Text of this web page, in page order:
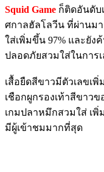
Squid Game ก็ติดอันดับ
ศกาลฮัลโลวีน ที่ผ่านม
ใส่เพิ่มขึ้น 97% และยั
ปลอดภัยสวมใส่ในการ
เสื้อยืดสีขาวมีตัวเลขเ
เชือกผูกรองเท้าสีขาวข
เกมปลาหมึกสวมใส่ เพิ่
มีผู้เข้าชมมากที่สุด